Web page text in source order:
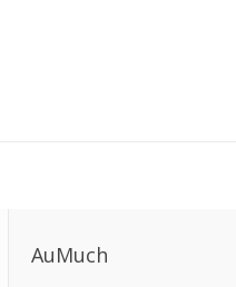
AuMuch